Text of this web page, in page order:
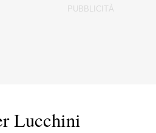
Lucchini